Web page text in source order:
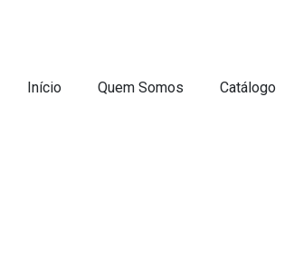
Início Quem Somos Catálogo